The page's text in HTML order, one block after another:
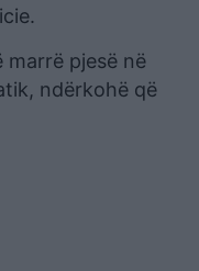
marrë pjesë në
ndërkohë që